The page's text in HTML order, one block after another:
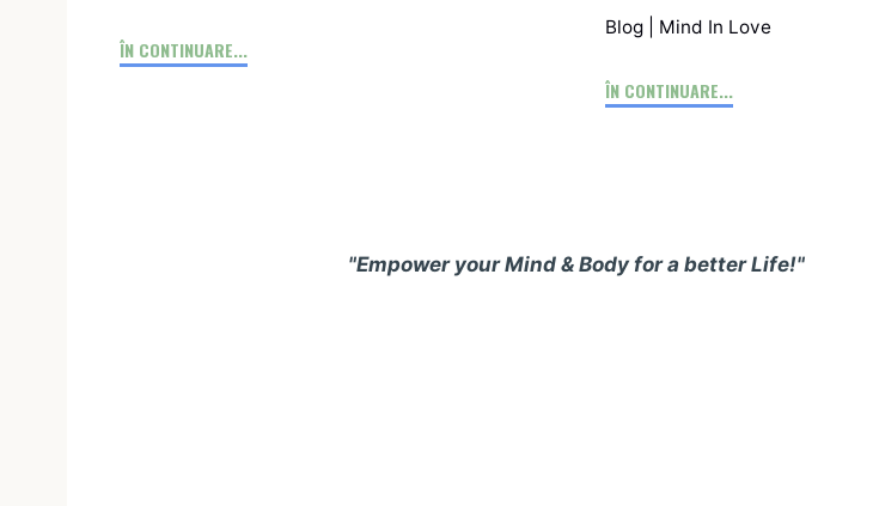
ÎN CONTINUARE...
Blog Mind In Love
ÎN CONTINUARE...
şi
"Empower your Mind & Body for a better Life!"